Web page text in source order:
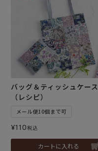
バッグ＆ティッシュケース
（レシピ）
メール便10個まで可
¥110税込
カートに入れる